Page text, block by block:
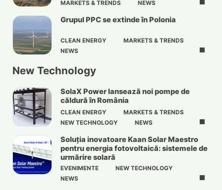
MARKETS & TRENDS NEWS
Grupul PPC se extinde în Polonia
CLEAN ENERGY
MARKETS & TRENDS
NEWS
New Technology
SolaX Power lansează noi pompe de
căldură în România
CLEAN ENERGY
MARKETS & TRENDS
NEW TECHNOLOGY
NEWS
Soluția inovatoare Kaan Solar Maestro
pentru energia fotovoltaică: sistemele de
urmărire solară
EVENIMENTE
NEW TECHNOLOGY
NEWS